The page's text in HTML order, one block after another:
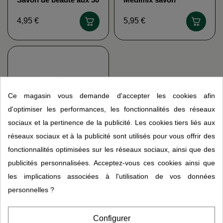
HERBAMIX
4,95 €
plantes Herbamix
5,95 €
Pierre d'alun pur cristal
PHYSIO-CONCEPT
2,95 €
Ce magasin vous demande d'accepter les cookies afin
d'optimiser les performances, les fonctionnalités des réseaux
sociaux et la pertinence de la publicité. Les cookies tiers liés aux
réseaux sociaux et à la publicité sont utilisés pour vous offrir des
fonctionnalités optimisées sur les réseaux sociaux, ainsi que des
publicités personnalisées. Acceptez-vous ces cookies ainsi que
les implications associées à l'utilisation de vos données
personnelles ?
Configurer